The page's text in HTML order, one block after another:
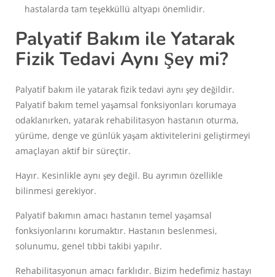
hastalarda tam teşekküllü altyapı önemlidir.
Palyatif Bakım ile Yatarak
Fizik Tedavi Aynı Şey mi?
Palyatif bakım ile yatarak fizik tedavi aynı şey değildir.
Palyatif bakım temel yaşamsal fonksiyonları korumaya
odaklanırken, yatarak rehabilitasyon hastanın oturma,
yürüme, denge ve günlük yaşam aktivitelerini geliştirmeyi
amaçlayan aktif bir süreçtir.
Hayır. Kesinlikle aynı şey değil. Bu ayrımın özellikle
bilinmesi gerekiyor.
Palyatif bakımın amacı hastanın temel yaşamsal
fonksiyonlarını korumaktır. Hastanın beslenmesi,
solunumu, genel tıbbi takibi yapılır.
Rehabilitasyonun amacı farklıdır. Bizim hedefimiz hastayı